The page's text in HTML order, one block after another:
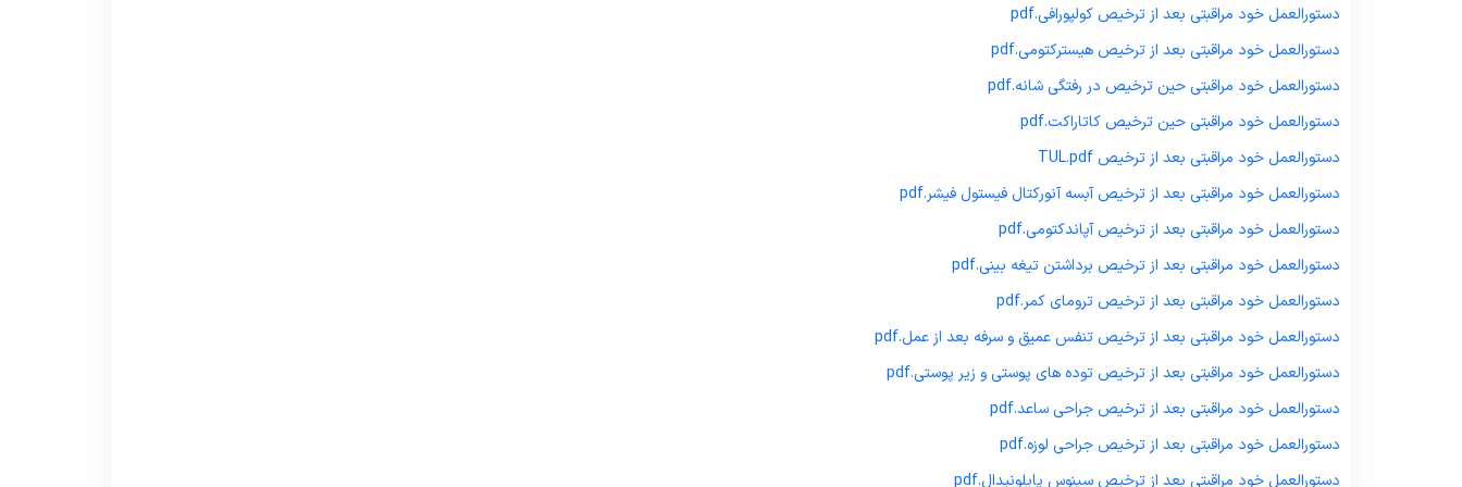
دستورالعمل خود مراقبتی بعد از ترخیص کولپورافی.pdf
دستورالعمل خود مراقبتی بعد از ترخیص هیسترکتومی.pdf
دستورالعمل خود مراقبتی حین ترخیص در رفتگی شانه.pdf
دستورالعمل خود مراقبتی حین ترخیص کاتاراکت.pdf
دستورالعمل خود مراقبتی بعد از ترخیص TUL.pdf
دستورالعمل خود مراقبتی بعد از ترخیص آبسه آنورکتال فیستول فیشر.pdf
دستورالعمل خود مراقبتی بعد از ترخیص آپاندکتومی.pdf
دستورالعمل خود مراقبتی بعد از ترخیص برداشتن تیغه بینی.pdf
دستورالعمل خود مراقبتی بعد از ترخیص ترومای کمر.pdf
دستورالعمل خود مراقبتی بعد از ترخیص تنفس عمیق و سرفه بعد از عمل.pdf
دستورالعمل خود مراقبتی بعد از ترخیص توده های پوستی و زیر پوستی.pdf
دستورالعمل خود مراقبتی بعد از ترخیص جراحی ساعد.pdf
دستورالعمل خود مراقبتی بعد از ترخیص جراحی لوزه.pdf
دستورالعمل خود مراقبتی بعد از ترخیص سینوس پایلونیدال.pdf